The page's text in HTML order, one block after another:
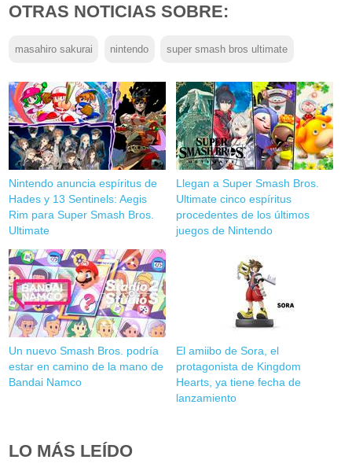
OTRAS NOTICIAS SOBRE:
masahiro sakurai nintendo super smash bros ultimate
Nintendo anuncia espíritus de
Hades y 13 Sentinels: Aegis
Rim para Super Smash Bros.
Ultimate
Llegan a Super Smash Bros.
Ultimate cinco espíritus
procedentes de los últimos
juegos de Nintendo
Un nuevo Smash Bros. podría
estar en camino de la mano de
Bandai Namco
El amiibo de Sora, el
protagonista de Kingdom
Hearts, ya tiene fecha de
lanzamiento
LO MÁS LEÍDO